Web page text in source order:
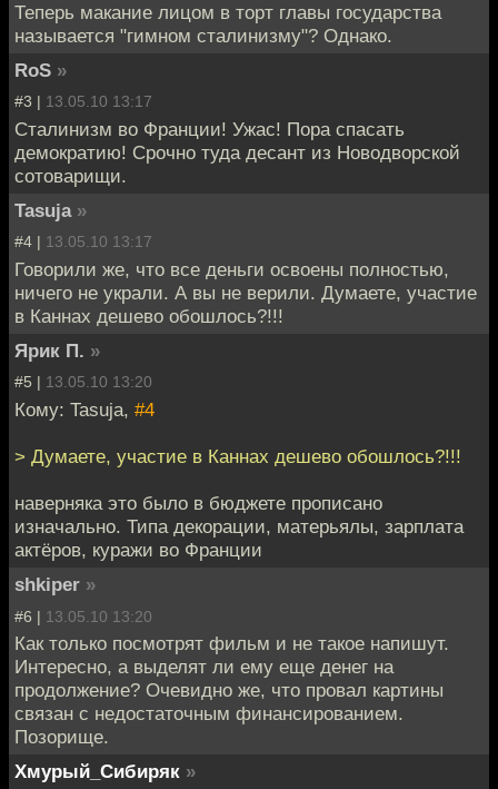
Теперь макание лицом в торт главы государства
называется "гимном сталинизму"? Однако.
RoS »
#3 | 13.05.10 13:17
Сталинизм во Франции! Ужас! Пора спасать
демократию! Срочно туда десант из Новодворской
сотоварищи.
Tasuja »
#4 | 13.05.10 13:17
Говорили же, что все деньги освоены полностью,
ничего не украли. А вы не верили. Думаете, участие
в Каннах дешево обошлось?!!!
Ярик П. »
#5 | 13.05.10 13:20
Кому: Tasuja, #4
> Думаете, участие в Каннах дешево обошлось?!!!
наверняка это было в бюджете прописано
изначально. Типа декорации, матерьялы, зарплата
актёров, куражи во Франции
shkiper »
#6 | 13.05.10 13:20
Как только посмотрят фильм и не такое напишут.
Интересно, а выделят ли ему еще денег на
продолжение? Очевидно же, что провал картины
связан с недостаточным финансированием.
Позорище.
Хмурый_Сибиряк »